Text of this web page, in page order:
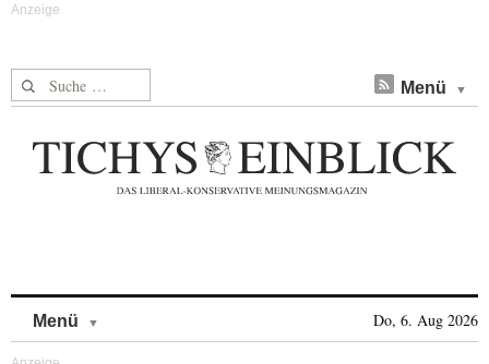
Suche nach: Menü
Menü Do, 6. Aug 2026